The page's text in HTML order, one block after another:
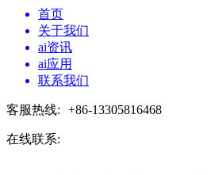
首页
关于我们
ai资讯
ai应用
联系我们
客服热线: +86-13305816468
在线联系: